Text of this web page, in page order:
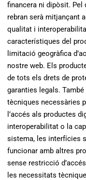
financera ni dipòsit. Pel
rebran serà mitjançant
qualitat i
característiques del
limitació geogràfica
nostre web. Els
de tots els drets de
garanties legals.
tècniques necessàries
l’accés als productes
interoperabilitat o la
sistema, les interfícies
funcionar amb altres
sense restricció
les necessitats